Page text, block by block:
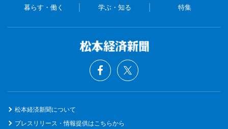
暮らす・働く 学ぶ・知る 特集
松本経済新聞について
プレスリリース・情報提供はこちらから